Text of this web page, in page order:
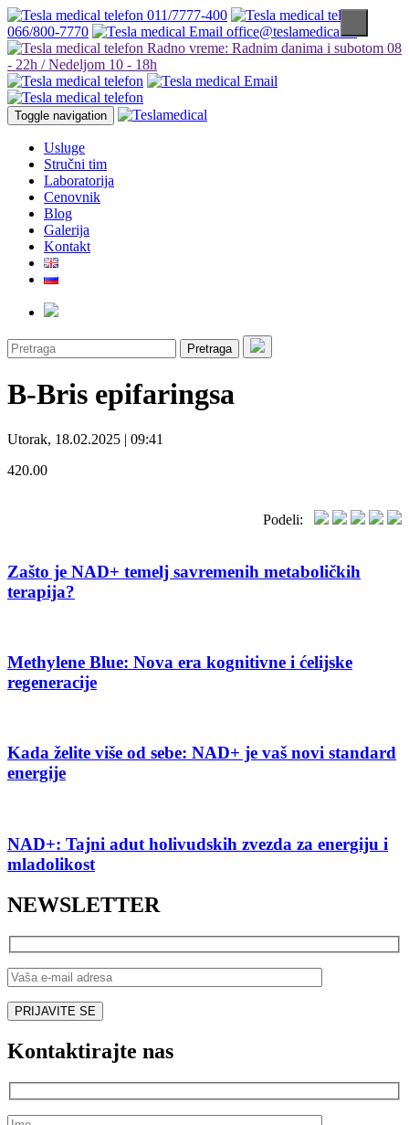
011/7777-400
066/800-7770
office@teslamedical.rs
Radno vreme: Radnim danima i subotom 08
- 22h / Nedeljom 10 - 18h
Toggle navigation
Usluge
Stručni tim
Laboratorija
Cenovnik
Blog
Galerija
Kontakt
Pretraga
B-Bris epifaringsa
Utorak, 18.02.2025 | 09:41
420.00
Podeli:
Zašto je NAD+ temelj savremenih metaboličkih
terapija?
Methylene Blue: Nova era kognitivne i ćelijske
regeneracije
Kada želite više od sebe: NAD+ je vaš novi standard
energije
NAD+: Tajni adut holivudskih zvezda za energiju i
mladolikost
NEWSLETTER
Kontaktirajte nas